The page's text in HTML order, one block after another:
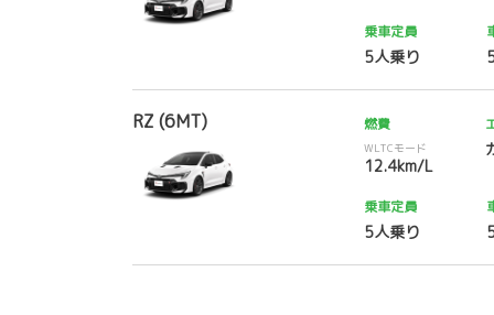
乗車定員
5人乗り
RZ (6MT) 燃費
WLTCモード
12.4km/L
乗車定員
5人乗り